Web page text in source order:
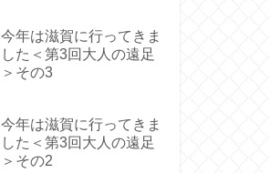
今年は滋賀に行ってきま
した＜第3回大人の遠足
＞その3
今年は滋賀に行ってきま
した＜第3回大人の遠足
＞その2